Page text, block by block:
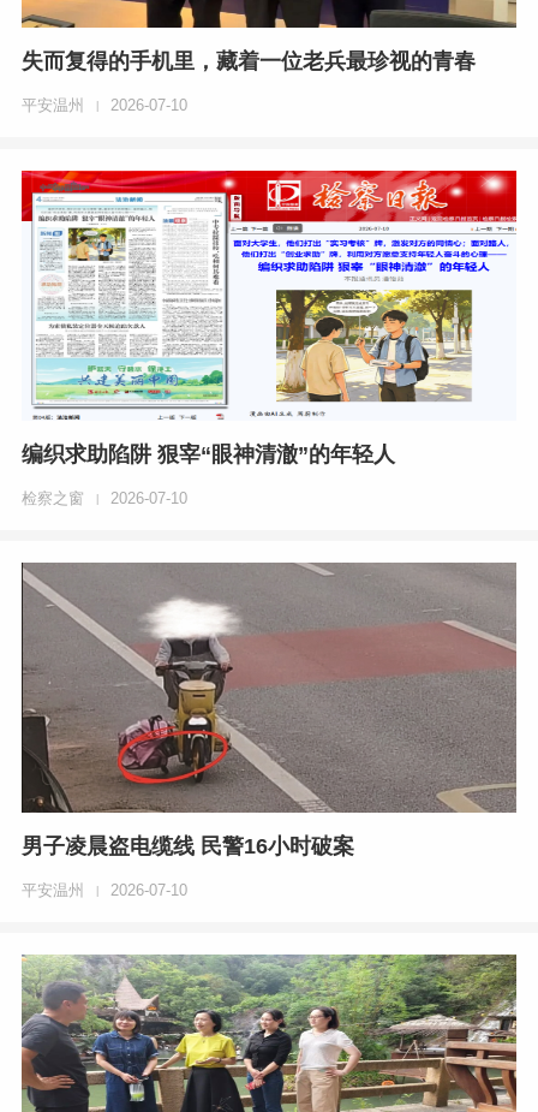
失而复得的手机里，藏着一位老兵最珍视的青春
平安温州 | 2026-07-10
编织求助陷阱 狠宰“眼神清澈”的年轻人
检察之窗 | 2026-07-10
男子凌晨盗电缆线 民警16小时破案
平安温州 | 2026-07-10